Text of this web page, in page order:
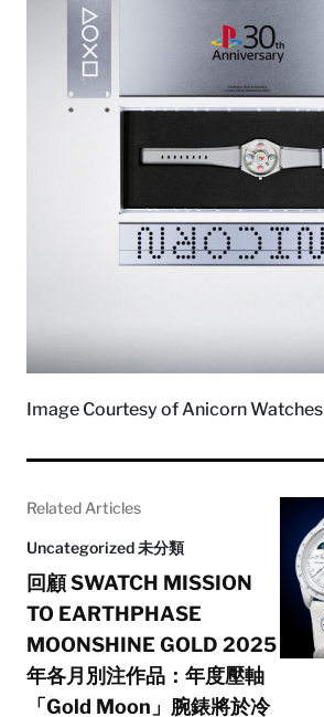
Image Courtesy of Anicorn Watches
Related Articles
Uncategorized 未分類
回顧 SWATCH MISSION
TO EARTHPHASE
MOONSHINE GOLD 2025
年各月別注作品：年度壓軸
「Gold Moon」腕錶將於冷